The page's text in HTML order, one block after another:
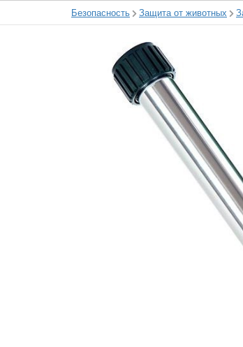
Безопасность Защита от животных